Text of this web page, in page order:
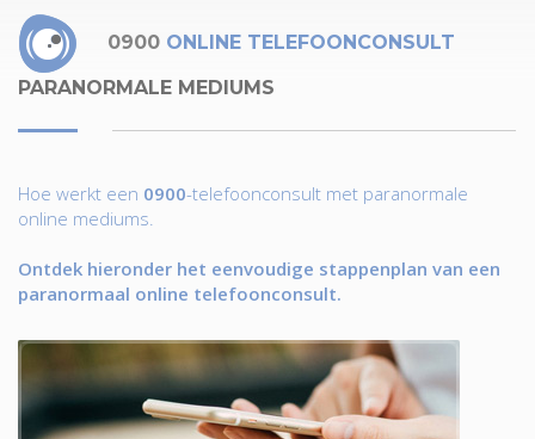
0900 ONLINE TELEFOONCONSULT
PARANORMALE MEDIUMS
Hoe werkt een 0900-telefoonconsult met paranormale
online mediums.
Ontdek hieronder het eenvoudige stappenplan van een
paranormaal online telefoonconsult.